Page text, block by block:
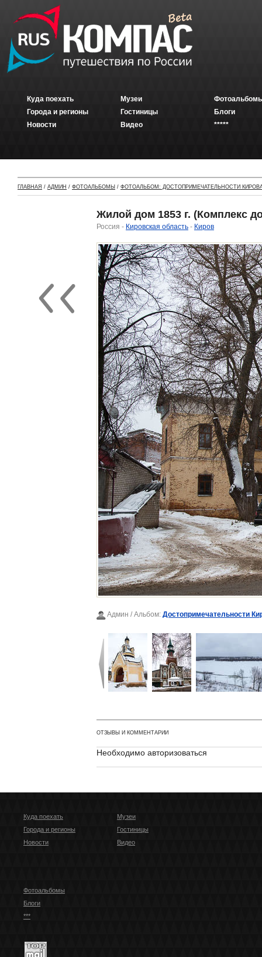
Куда поехать
Города и регионы
Новости
Музеи
Гостиницы
Видео
Блоги
*****
ГЛАВНАЯ / АДМИН / ФОТОАЛЬБОМЫ / ФОТОАЛЬБОМ: ДОСТОПРИМЕЧАТЕЛЬНОСТИ
Жилой дом 1853 г. (Комплекс
Россия - Кировская область - Киров
Админ / Альбом: Достопримечательности
ОТЗЫВЫ И КОММЕНТАРИИ
Необходимо авторизоваться
Куда поехать
Города и регионы
Новости
Музеи
Гостиницы
Видео
Фотоальбомы
Блоги
***